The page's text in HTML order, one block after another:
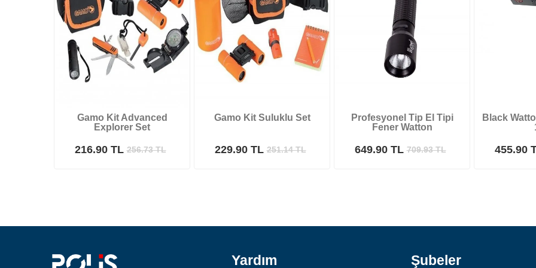
Gamo Kit Advanced
Explorer Set
216.90 TL256.73TL
Gamo Kit Suluklu Set
229.90 TL251.14TL
Profesyonel Tip El Tipi
Fener Watton
649.90 TL709.93TL
Black
455.90
Yardım Şubeler